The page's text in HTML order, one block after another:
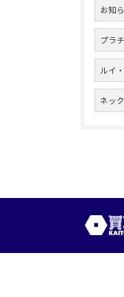
お知
プラ
ルイ
ネッ